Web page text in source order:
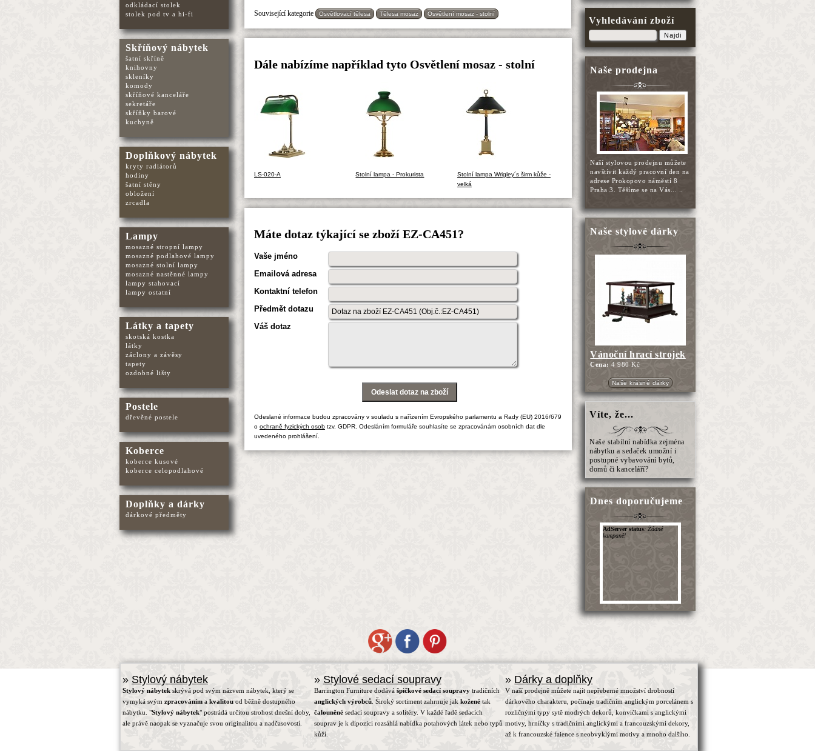
Související kategorie Osvětlovací tělesa Tělesa mosaz Osvětlení mosaz - stolní
Dále nabízíme například tyto Osvětlení mosaz - stolní
LS-020-A Stolní lampa - Prokurista
Stolní lampa Wrigley´s širm kůže -
velká
Máte dotaz týkající se zboží EZ-CA451?
Vaše jméno
Emailová adresa
Kontaktní telefon
Předmět dotazu
Váš dotaz
Odeslané informace budou zpracovány v souladu s nařízením Evropského parlamentu a Rady (EU) 2016/679
o ochraně fyzických osobtzv. GDPR. Odesláním formuláře souhlasíte se zpracovánám osobních dat dle
uvedeného prohlášení.
Vyhledávání zboží
Najdi
Naše prodejna
Naší stylovou prodejnu můžete
navštívit každý pracovní den na
adrese Prokopovo náměstí 8
Praha 3. Těšíme se na Vás... ..
Naše stylové dárky
Vánoční hrací strojek
Cena:4 980 Kč
Naše krásné dárky
Víte, že...
Naše stabilní nabídka zejména
nábytku a sedaček umožní i
postupné vybavování bytů,
domů či kanceláří?
Dnes doporučujeme
odkládací stolek
stolek pod tv a hi-fi
Skříňový nábytek
šatní skříně
knihovny
skleníky
komody
skříňové kanceláře
sekretáře
skříňky barové
kuchyně
Doplňkový nábytek
kryty radiátorů
hodiny
šatní stěny
obložení
zrcadla
Lampy
mosazné stropní lampy
mosazné podlahové lampy
mosazné stolní lampy
mosazné nastěnné lampy
lampy stahovací
lampy ostatní
Látky a tapety
skotská kostka
látky
záclony a závěsy
tapety
ozdobné lišty
Postele
dřevěné postele
Koberce
koberce kusové
koberce celopodlahové
Doplňky a dárky
dárkové předměty
» Stylový nábytek
Stylový nábytek skrývá pod svým názvem nábytek, který se
vymyká svým zpracováním a kvalitou od běžně dostupného
nábytku. "Stylový nábytek" postrádá určitou strohost dnešní doby,
ale právě naopak se vyznačuje svou originalitou a nadčasovostí.
» Stylové sedací soupravy
Barrington Furniture dodává špičkové sedací soupravytradičních
anglických výrobců. Široký sortiment zahrnuje jak koženétak
čalouněnésedací soupravy a solitéry. V každé řadě sedacích
souprav je k dipozici rozsáhlá nabídka potahových látek nebo typů
kůží.
» Dárky a doplňky
V naší prodejně můžete najít nepřeberné množství drobností
dárkového charakteru, počínaje tradičním anglickým porcelánem s
rozličnými typy sytě modrých dekorů, konvičkami s anglickými
motivy, hrníčky s tradičními anglickými a francouzskými dekory,
až k francouzské faience s neobvyklými motivy a mnoho dalšího.